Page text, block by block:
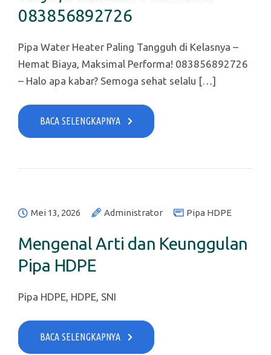
083856892726
Pipa Water Heater Paling Tangguh di Kelasnya –
Hemat Biaya, Maksimal Performa! 083856892726
– Halo apa kabar? Semoga sehat selalu […]
BACA SELENGKAPNYA
Mei 13, 2026 Administrator Pipa HDPE
Mengenal Arti dan Keunggulan
Pipa HDPE
Pipa HDPE, HDPE, SNI
BACA SELENGKAPNYA